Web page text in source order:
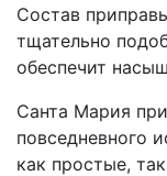
Состав
тщательно
обеспечит
Санта Мария
повседневного
как простые,